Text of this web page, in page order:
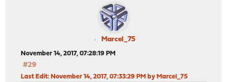
Marcel_75
November 14, 2017, 07:28:19 PM
#29
Last Edit: November 14, 2017, 07:33:29 PM by Marcel_75